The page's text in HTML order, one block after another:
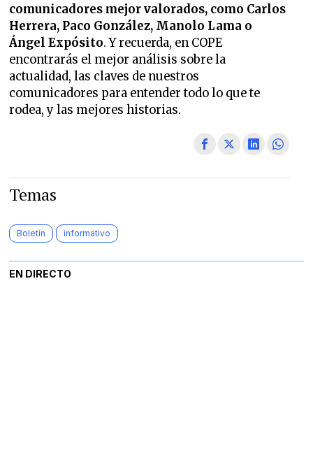
comunicadores mejor valorados, como Carlos
Herrera, Paco González, Manolo Lama o
Ángel Expósito. Y recuerda, en COPE
encontrarás el mejor análisis sobre la
actualidad, las claves de nuestros
comunicadores para entender todo lo que te
rodea, y las mejores historias.
Temas
Boletín informativo
EN DIRECTO